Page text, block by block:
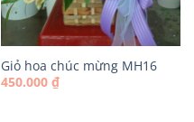
Giỏ hoa chúc mừng MH16
450.000 ₫